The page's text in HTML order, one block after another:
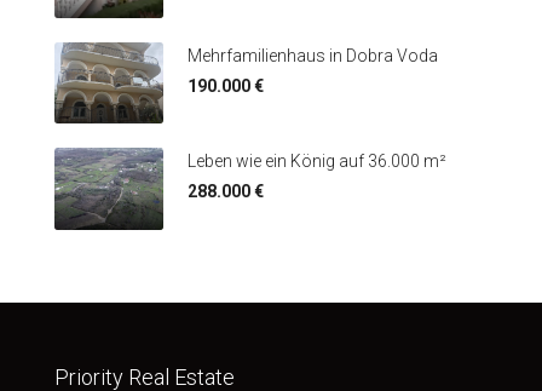
Mehrfamilienhaus in Dobra Voda
190.000 €
Leben wie ein König auf 36.000 m²
288.000 €
Priority Real Estate